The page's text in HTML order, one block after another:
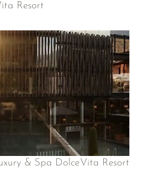
Resort
& Spa DolceVita Resort